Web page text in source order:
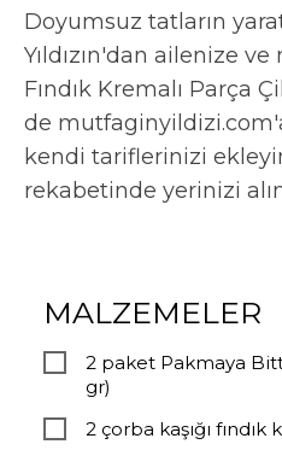
Doyumsuz tatların
Yıldızın'dan ailenize
Fındık Kremalı Parça
de
kendi tariflerinizi
rekabetinde yerinizi
MALZEMELER
2 paket Pakmaya
gr)
2 çorba kaşığı fındık